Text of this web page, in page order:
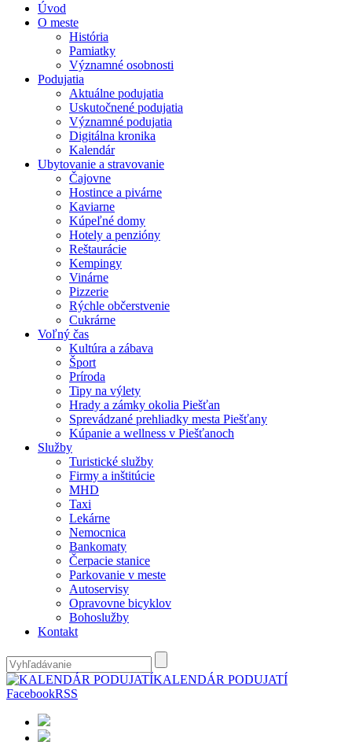
Úvod
O meste
História
Pamiatky
Významné osobnosti
Podujatia
Aktuálne podujatia
Uskutočnené podujatia
Významné podujatia
Digitálna kronika
Kalendár
Ubytovanie a stravovanie
Čajovne
Hostince a pivárne
Kaviarne
Kúpeľné domy
Hotely a penzióny
Reštaurácie
Kempingy
Vinárne
Pizzerie
Rýchle občerstvenie
Cukrárne
Voľný čas
Kultúra a zábava
Šport
Príroda
Tipy na výlety
Hrady a zámky okolia Piešťan
Sprevádzané prehliadky mesta Piešťany
Kúpanie a wellness v Piešťanoch
Služby
Turistické služby
Firmy a inštitúcie
MHD
Taxi
Lekárne
Nemocnica
Bankomaty
Čerpacie stanice
Parkovanie v meste
Autoservisy
Opravovne bicyklov
Bohoslužby
Kontakt
KALENDÁR PODUJATÍ
FacebookRSS